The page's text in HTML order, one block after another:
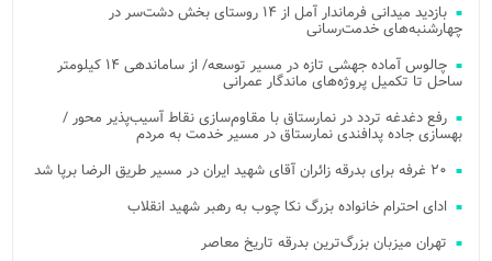
بازدید میدانی فرماندار آمل از ۱۴ روستای بخش دشت‌سر در
چهارشنبه‌های خدمت‌رسانی
چالوس آماده جهشی تازه در مسیر توسعه/ از ساماندهی ۱۴ کیلومتر
ساحل تا تکمیل پروژه‌های ماندگار عمرانی
رفع دغدغه تردد در نمارستاق با مقاوم‌سازی نقاط آسیب‌پذیر محور /
بهسازی جاده پدافندی نمارستاق در مسیر خدمت به مردم
۲۰ غرفه برای بدرقه زائران آقای شهید ایران در مسیر طریق الرضا برپا شد
ادای احترام خانواده بزرگ نکا چوب به رهبر شهید انقلاب
تهران میزبان بزرگ‌ترین بدرقه تاریخ معاصر